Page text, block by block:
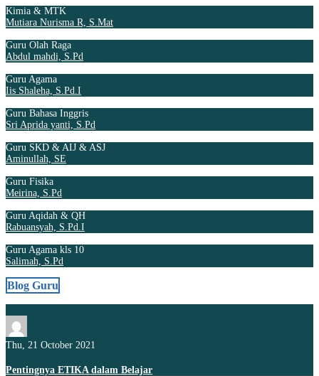
Kimia & MTK
Mutiara Nurisma R, S.Mat
Guru Olah Raga
Abdul mahdi, S.Pd
Guru Agama
Iis Shaleha, S.Pd.I
Guru Bahasa Inggris
Sri Aprida yanti, S.Pd
Guru SKD & AIJ & ASJ
Aminullah, SE
Guru Fisika
Meirina, S.Pd
Guru Aqidah & QH
Rabuansyah, S.Pd.I
Guru Agama kls 10
Salimah, S.Pd
Blog Guru
Thu, 21 October 2021
Pentingnya ETIKA dalam Belajar